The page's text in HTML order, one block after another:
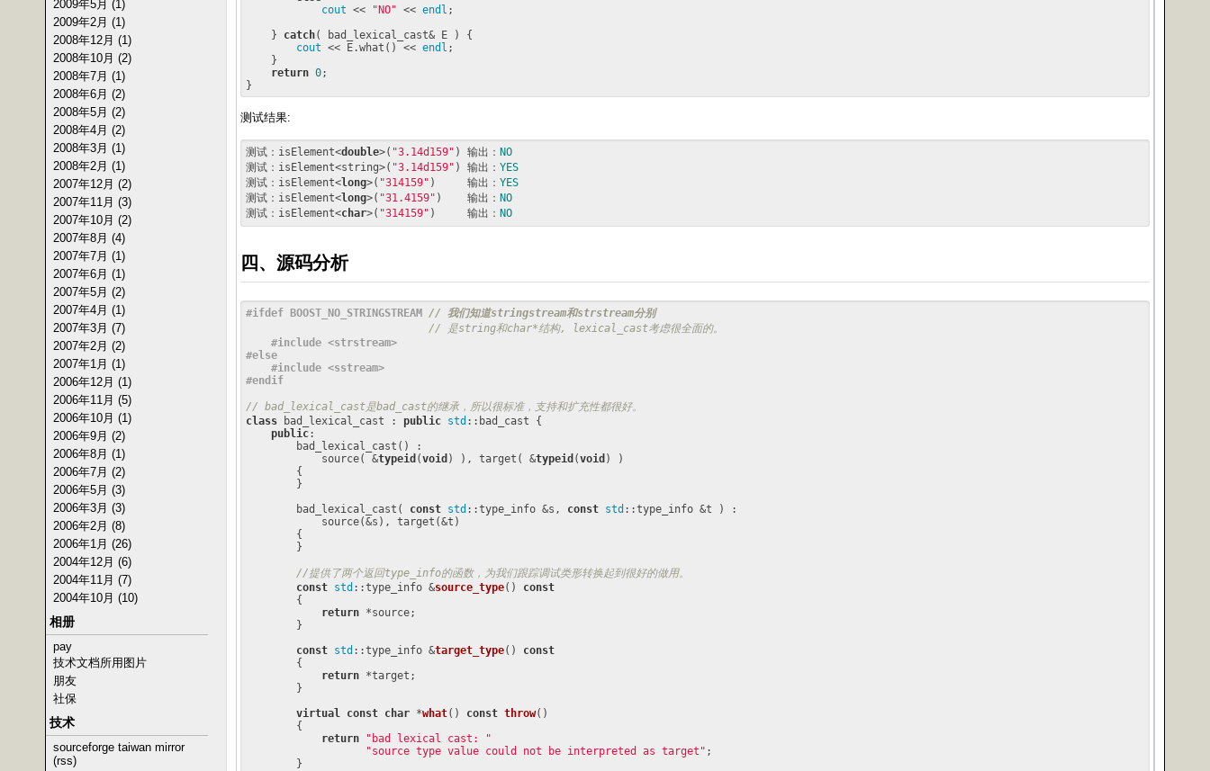
2009年5月 (1)
2009年2月 (1)
2008年12月 (1)
2008年10月 (2)
2008年7月 (1)
2008年6月 (2)
2008年5月 (2)
2008年4月 (2)
2008年3月 (1)
2008年2月 (1)
2007年12月 (2)
2007年11月 (3)
2007年10月 (2)
2007年8月 (4)
2007年7月 (1)
2007年6月 (1)
2007年5月 (2)
2007年4月 (1)
2007年3月 (7)
2007年2月 (2)
2007年1月 (1)
2006年12月 (1)
2006年11月 (5)
2006年10月 (1)
2006年9月 (2)
2006年8月 (1)
2006年7月 (2)
2006年5月 (3)
2006年3月 (3)
2006年2月 (8)
2006年1月 (26)
2004年12月 (6)
2004年11月 (7)
2004年10月 (10)
相册
pay
技术文档所用图片
朋友
社保
技术
sourceforge taiwan mirror
(rss)
cout << "NO" << endl ;
    }
catch( bad_lexical_cast& E ) {
cout << E.what() << endl ;
    }
return 0;
测试结果:
测试：isElement<double>( "3.14d159" ) 输出： NO
测试：isElement<string>( "3.14d159" ) 输出： YES
测试：isElement<long>( "314159" )     输出： YES
测试：isElement<long>( "31.4159" )    输出： NO
测试：isElement<char>( "314159" )     输出： NO
四、源码分析
#ifdef BOOST_NO_STRINGSTREAM // 我们知道stringstream和strstream分别
// 是string和char*结构, lexical_cast考虑很全面的。
#include <strstream>
#else
#include <sstream>
#endif
// bad_lexical_cast是bad_cast的继承，所以很标准，支持和扩充性都很好。
class bad_lexical_cast : public std ::bad_cast {
public:
        bad_lexical_cast() :
            source( &
typeid (void ) ), target( &typeid (void ) )
        {
        }
        bad_lexical_cast(
const std ::type_info &s, const std ::type_info &t ) :
            source(&s), target(&t)
        {
        }
//提供了两个返回type_info的函数，为我们跟踪调试类形转换起到很好的做用。
const std ::type_info &source_type()
const
{
return *source;
        }
const std ::type_info &target_type()
const
{
return *target;
        }
virtual
const char *what() const throw()
{
return
"bad lexical cast: "
"source type value could not be interpreted as target" ;
        }